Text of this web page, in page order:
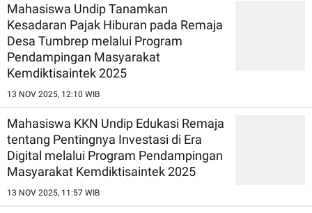
Mahasiswa Undip Tanamkan
Kesadaran Pajak Hiburan pada Remaja
Desa Tumbrep melalui Program
Pendampingan Masyarakat
Kemdiktisaintek 2025
13 NOV 2025, 12:10 WIB
Mahasiswa KKN Undip Edukasi Remaja
tentang Pentingnya Investasi di Era
Digital melalui Program Pendampingan
Masyarakat Kemdiktisaintek 2025
13 NOV 2025, 11:57 WIB